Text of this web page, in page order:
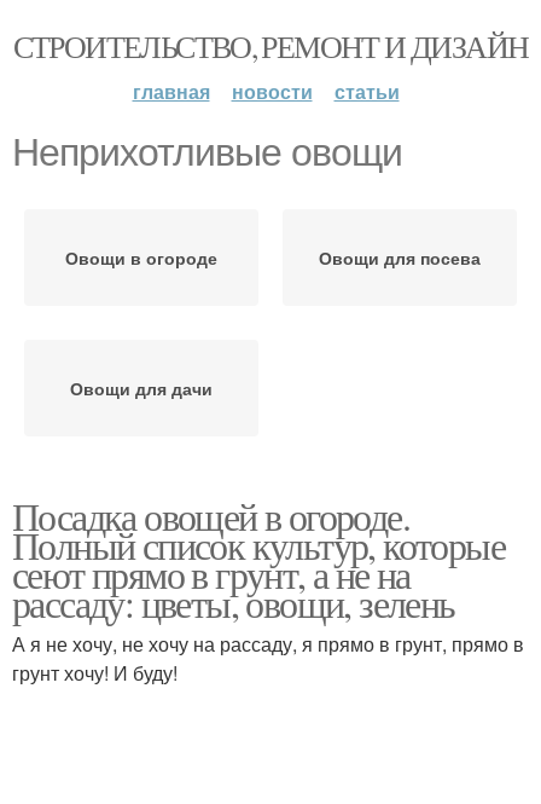
СТРОИТЕЛЬСТВО, РЕМОНТ И ДИЗАЙН
главная новости статьи
Неприхотливые овощи
Овощи в огороде Овощи для посева
Овощи для дачи
Посадка овощей в огороде.
Полный список культур, которые
сеют прямо в грунт, а не на
рассаду: цветы, овощи, зелень
А я не хочу, не хочу на рассаду, я прямо в грунт, прямо в
грунт хочу! И буду!